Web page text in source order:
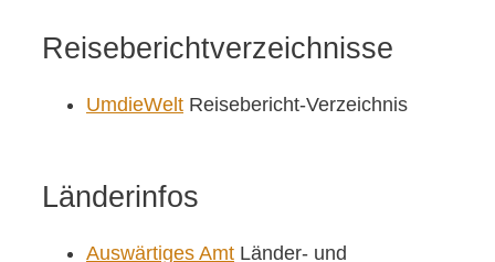
Reiseberichtverzeichnisse
UmdieWelt Reisebericht-Verzeichnis
Länderinfos
Auswärtiges Amt Länder- und